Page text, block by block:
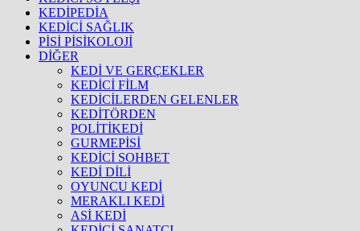
KEDİPEDİA
KEDİCİ SAĞLIK
PİSİ PİSİKOLOJİ
DİĞER
KEDİ VE GERÇEKLER
KEDİCİ FİLM
KEDİCİLERDEN GELENLER
KEDİTÖRDEN
POLİTİKEDİ
GURMEPİSİ
KEDİCİ SOHBET
KEDİ DİLİ
OYUNCU KEDİ
MERAKLI KEDİ
ASİ KEDİ